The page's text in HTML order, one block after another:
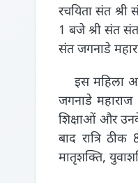
रचयिता संत श्री
1 बजे श्री संत
संत जगनाडे
इस महिला
जगनाडे
शिक्षाओं और
बाद रात्रि
मातृशक्ति,